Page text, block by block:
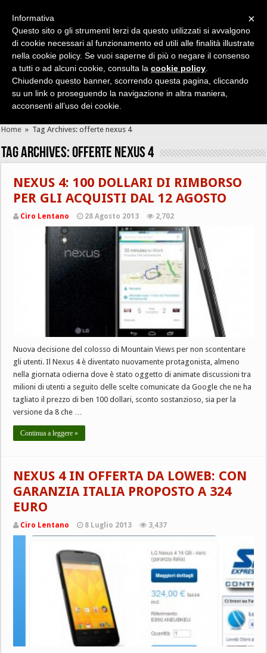
Cerca velocemente news, recensioni, guide, app, giochi ...
Home » Tag Archives: offerte nexus 4
Tag Archives:offerte nexus 4
NEXUS 4: 100 DOLLARI DI RIMBORSO
PER GLI ACQUISTI DAL 12 AGOSTO
Ciro Lentano 28 Agosto 2013 2,702
Nuova decisione del colosso di Mountain Views per non scontentare
gli utenti. Il Nexus 4 è diventato nuovamente protagonista, almeno
nella giornata odierna dove è stato oggetto di animate discussioni tra
milioni di utenti a seguito delle scelte comunicate da Google che ne ha
tagliato il prezzo di ben 100 dollari, sconto sostanzioso, sia per la
versione da 8 che …
Continua a leggere »
NEXUS 4 IN OFFERTA DA LOWEB: CON
GARANZIA ITALIA PROPOSTO A 324
EURO
Ciro Lentano 8 Luglio 2013 3,437
×
Informativa
Questo sito o gli strumenti terzi da questo utilizzati si avvalgono
di cookie necessari al funzionamento ed utili alle finalità illustrate
nella cookie policy. Se vuoi saperne di più o negare il consenso
a tutti o ad alcuni cookie, consulta la cookie policy
Chiudendo questo banner, scorrendo questa pagina, cliccando
su un link o proseguendo la navigazione in altra maniera,
acconsenti all’uso dei cookie.